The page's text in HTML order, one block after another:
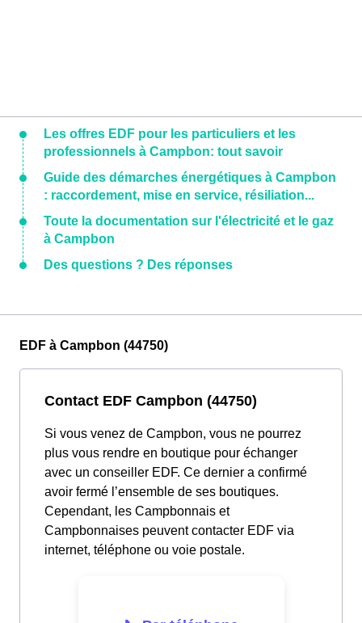
Les offres EDF pour les particuliers et les
professionnels à Campbon: tout savoir
Guide des démarches énergétiques à Campbon
: raccordement, mise en service, résiliation...
Toute la documentation sur l'électricité et le gaz
à Campbon
Des questions ? Des réponses
EDF à Campbon (44750)
Contact EDF Campbon (44750)
Si vous venez de Campbon, vous ne pourrez
plus vous rendre en boutique pour échanger
avec un conseiller EDF. Ce dernier a confirmé
avoir fermé l’ensemble de ses boutiques.
Cependant, les Campbonnais et
Campbonnaises peuvent contacter EDF via
internet, téléphone ou voie postale.